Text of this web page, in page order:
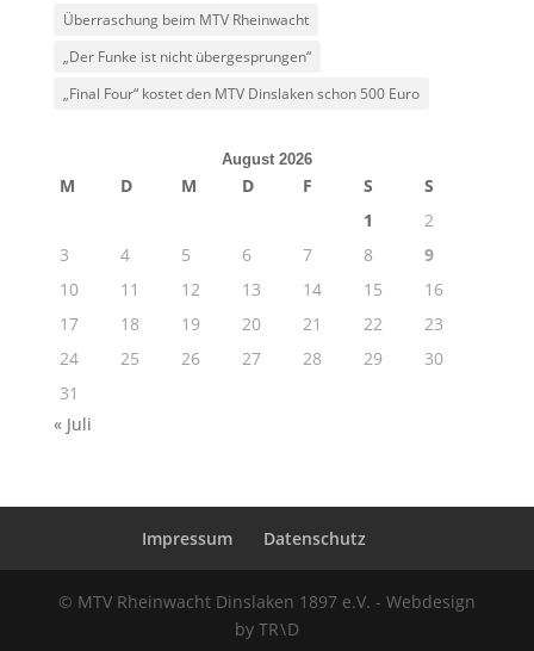
Überraschung beim MTV Rheinwacht
„Der Funke ist nicht übergesprungen“
„Final Four“ kostet den MTV Dinslaken schon 500 Euro
August 2026
M D M D F S
S
1
2
3
4 5 6 7 8
9
10
11 12 13 14 15
16
17
18 19 20 21 22
23
24
25 26 27 28 29
30
31
« Juli
Impressum Datenschutz
© MTV Rheinwacht Dinslaken 1897 e.V. - Webdesign
by TR \ D